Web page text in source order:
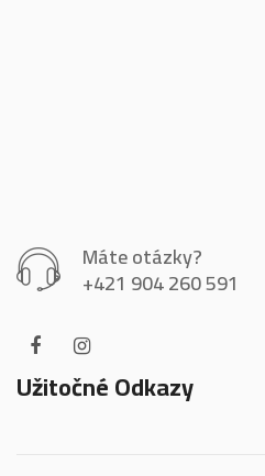
Máte otázky?
+421 904 260 591
Užitočné Odkazy